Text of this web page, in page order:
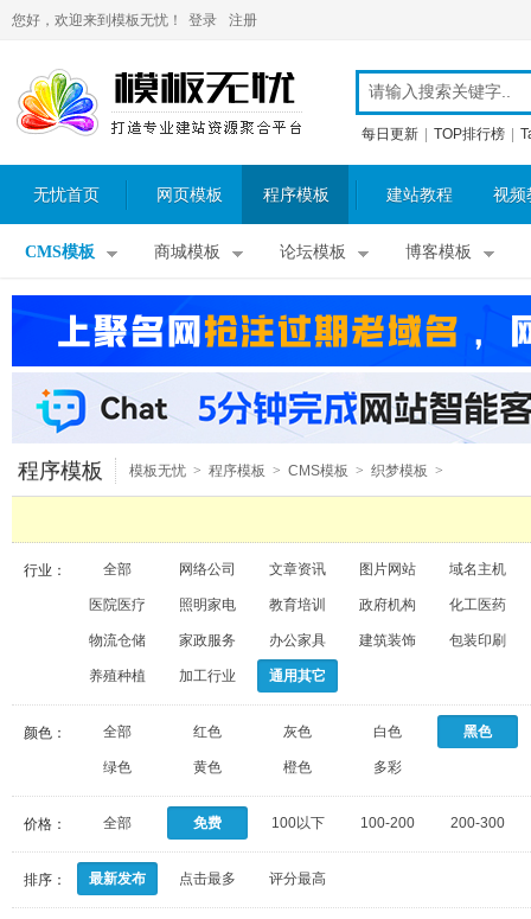
您好，欢迎来到模板无忧！ 登录 注册
每日更新 TOP排行榜
无忧首页 网页模板 程序模板 建站教程 视频
CMS模板 商城模板 论坛模板 博客模板
程序模板 模板无忧 > 程序模板 > CMS模板 > 织梦模板 >
行业： 全部 网络公司 文章资讯 图片网站 域名主机
医院医疗 照明家电 教育培训 政府机构 化工医药
物流仓储 家政服务 办公家具 建筑装饰 包装印刷
养殖种植 加工行业 通用其它
颜色： 全部 红色 灰色 白色 黑色
绿色 黄色 橙色 多彩
价格： 全部 免费 100以下 100-200 200-300
排序： 最新发布 点击最多 评分最高